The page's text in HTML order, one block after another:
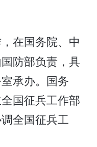
在国务院、中
防部负责，具
承办。国务
国征兵工作部
全国征兵工